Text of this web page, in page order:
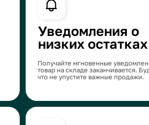
Добавляйте поставщиков, ведите учет закупок и
контролируйте поступление товаров. Все данные
по поставкам всегда под рукой.
Учет поставок
и закупок